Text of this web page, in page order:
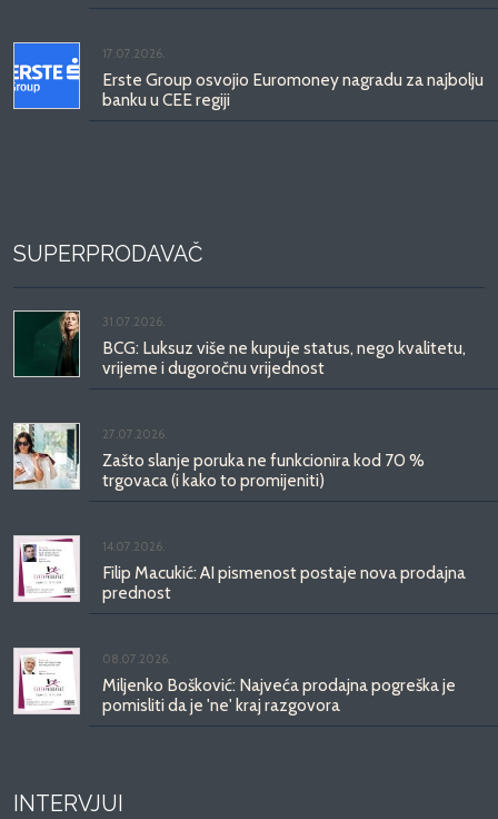
17.07.2026.
Erste Group osvojio Euromoney nagradu za najbolju
banku u CEE regiji
SUPERPRODAVAČ
31.07.2026.
BCG: Luksuz više ne kupuje status, nego kvalitetu,
vrijeme i dugoročnu vrijednost
27.07.2026.
Zašto slanje poruka ne funkcionira kod 70 %
trgovaca (i kako to promijeniti)
14.07.2026.
Filip Macukić: AI pismenost postaje nova prodajna
prednost
08.07.2026.
Miljenko Bošković: Najveća prodajna pogreška je
pomisliti da je 'ne' kraj razgovora
INTERVJUI